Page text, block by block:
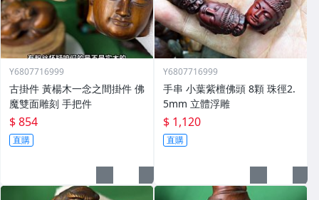
Y6807716999
古掛件 黃楊木一念之間掛件 佛
魔雙面雕刻 手把件
$ 854
直購
Y6807716999
手串 小葉紫檀佛頭 8顆 珠徑2.
5mm 立體浮雕
$ 1,120
直購